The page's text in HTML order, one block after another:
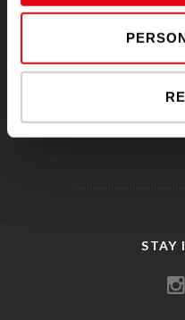
CHARLES DE
01
STAY